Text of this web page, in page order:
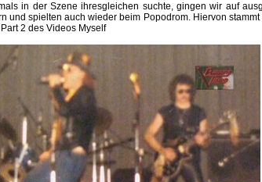
in der Szene ihresgleichen suchte, gingen wir auf
und spielten auch wieder beim Popodrom. Hiervon stammt
2 des Videos Myself